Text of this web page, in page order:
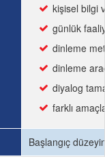
kişisel bilgi
günlük
dinleme
dinleme
diyalog
farklı
Başlangıç